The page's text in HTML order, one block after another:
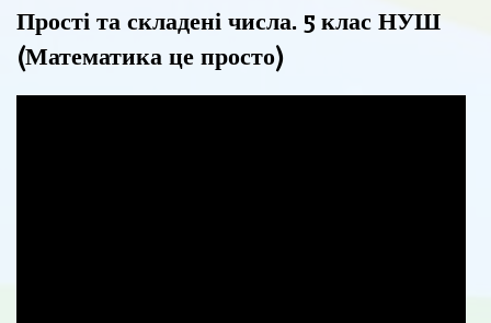
Прості та складені числа. 5 клас НУШ
(Математика це просто)